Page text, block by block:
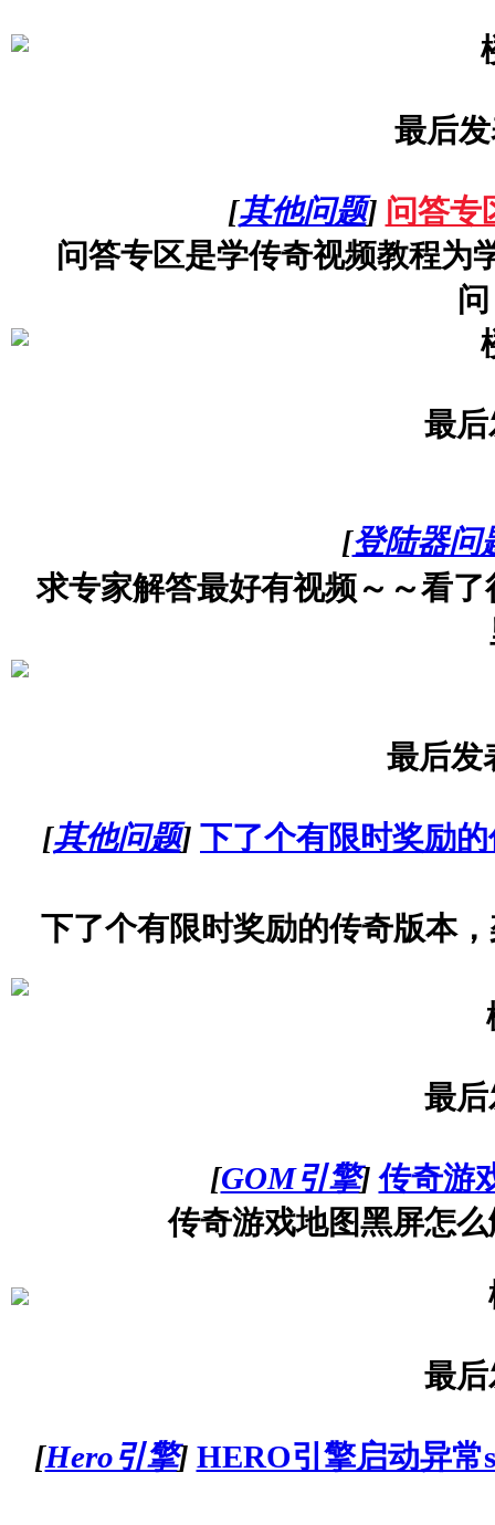
最后
[其他问题] 问答专
问答专区是学传奇视频教程为
最
[登陆器问
求专家解答最好有视频～～看
最后
[其他问题] 下了个有限时奖励
下了个有限时奖励的传奇版本
最
[GOM引擎] 传奇游
传奇游戏地图黑屏怎
最
[Hero引擎] HERO引擎启动异